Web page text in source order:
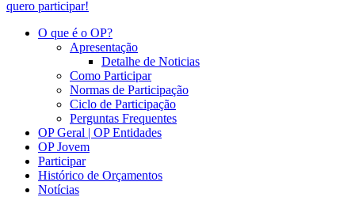
quero participar!
O que é o OP?
Apresentação
Detalhe de Noticias
Como Participar
Normas de Participação
Ciclo de Participação
Perguntas Frequentes
OP Geral | OP Entidades
OP Jovem
Participar
Histórico de Orçamentos
Notícias